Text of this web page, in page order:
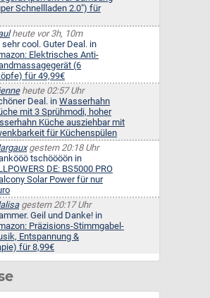
Schnellladen 2.0") für
heute vor 3h, 10m
sehr cool. Guter Deal. in
Elektrisches Anti-
(6
für 49,99€
heute 02:57 Uhr
Deal. in Wasserhahn
mit 3 Sprühmodi, hoher
Küche ausziehbar mit
für Küchenspülen
gestern 20:18 Uhr
tschöööön in
DE: BS5000 PRO
Solar Power für nur
gestern 20:17 Uhr
Geil und Danke! in
Präzisions-Stimmgabel-
Entspannung &
für 8,99€